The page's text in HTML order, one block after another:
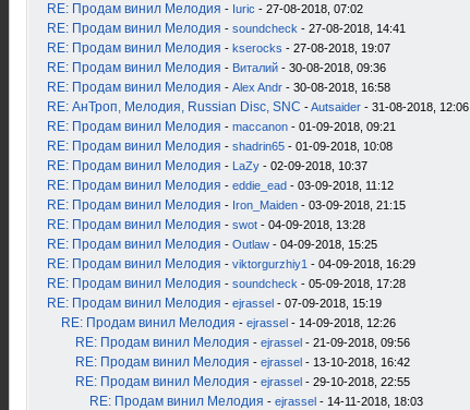
RE: Продам винил Мелодия - Iuric - 27-08-2018, 07:02
RE: Продам винил Мелодия - soundcheck - 27-08-2018, 14:41
RE: Продам винил Мелодия - kserocks - 27-08-2018, 19:07
RE: Продам винил Мелодия - Виталий - 30-08-2018, 09:36
RE: Продам винил Мелодия - Alex Andr - 30-08-2018, 16:58
RE: АнТроп, Мелодия, Russian Disc, SNC -Autsaider - 31-08-2018, 12:06
RE: Продам винил Мелодия - maccanon - 01-09-2018, 09:21
RE: Продам винил Мелодия - shadrin65 - 01-09-2018, 10:08
RE: Продам винил Мелодия - LaZy - 02-09-2018, 10:37
RE: Продам винил Мелодия - eddie_ead - 03-09-2018, 11:12
RE: Продам винил Мелодия - Iron_Maiden - 03-09-2018, 21:15
RE: Продам винил Мелодия - swot - 04-09-2018, 13:28
RE: Продам винил Мелодия - Outlaw - 04-09-2018, 15:25
RE: Продам винил Мелодия - viktorgurzhiy1 - 04-09-2018, 16:29
RE: Продам винил Мелодия - soundcheck - 05-09-2018, 17:28
RE: Продам винил Мелодия - ejrassel - 07-09-2018, 15:19
RE: Продам винил Мелодия - ejrassel - 14-09-2018, 12:26
RE: Продам винил Мелодия - ejrassel - 21-09-2018, 09:56
RE: Продам винил Мелодия - ejrassel - 13-10-2018, 16:42
RE: Продам винил Мелодия - ejrassel - 29-10-2018, 22:55
RE: Продам винил Мелодия - ejrassel - 14-11-2018, 18:03